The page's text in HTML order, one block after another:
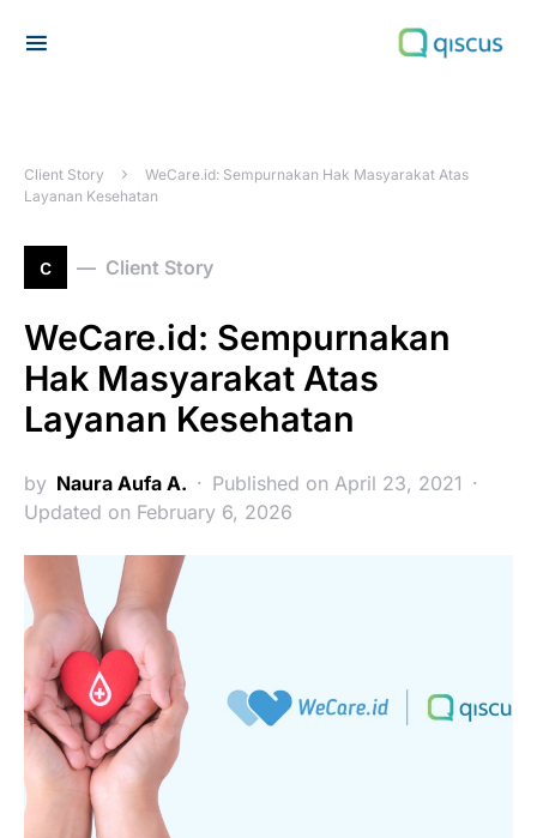
Client Story
WeCare.id: Sempurnakan Hak Masyarakat Atas
Layanan Kesehatan
c Client Story
WeCare.id: Sempurnakan
Hak Masyarakat Atas
Layanan Kesehatan
by Naura Aufa A.
Published on April 23, 2021
Updated on February 6, 2026